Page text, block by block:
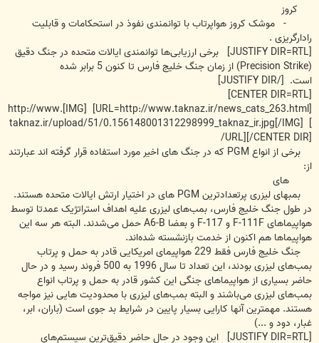
کروز
- موشک کروز هواپرتاب با توانمندی نفوذ در استحکامات و قابلیت
رادارگریزی .
[JUSTIFY DIR=RTL] برخی ارزیابی‌ها توانمندی ایالات متحده در جنگ دقیق
(Precision Strike) از زمان جنگ خلیج فارس تا کنون 5 برابر شده
است. [/JUSTIFY DIR]
[CENTER DIR=RTL]
[URL=http://www.taknaz.ir/news_cats_263.html] [IMG]http://www.
taknaz.ir/upload/51/0.156148001312298999_taknaz_ir.jpg[/IMG] [
/URL][/CENTER DIR]
برخی از انواع PGM که در جنگ های اخیر مورد استفاده قرار گرفته اند عبارتند
از:
‌های
بمبهای لیزری پرتعدادترین PGM های در اختیار ارتش ایالات متحده هستند.
در طول جنگ خلیج فارس، بمب‌های لیزری علیه اهداف استراتژیک عمدتا توسط
هواپیماهای F-111F و F-117 و بعضا A6-B حمل می‌شدند. البته هر سه این
هواپیماها هم اکنون از خدمت بازنشسته شده‌اند.
جنگ خلیج فارس فقط 229 هواپیمای امریکایی قادر به حمل و پرتاب
بمب‌های لیزری بودند، این تعداد تا سال 1996 به 500 فروند رسید و در حال
حاضر بسیاری از هواپیماهای جنگی این کشور قادر به حمل و پرتاب انواع
بمب‌های لیزری می‌باشند و البته بمب‌های لیزری با محدودیت هایی نیز مواجه
هستند. مهمترین آنها کارایی بسیار پایین در شرایط بد جوی است (باران، ابر،
غبار، دود و ...)
[JUSTIFY DIR=RTL] این وجود در حال حاضر دقیق‌ترین سیستم‌های